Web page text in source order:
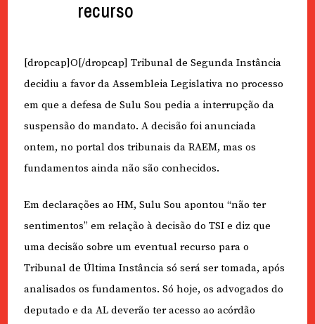
recurso
[dropcap]O[/dropcap] Tribunal de Segunda Instância
decidiu a favor da Assembleia Legislativa no processo
em que a defesa de Sulu Sou pedia a interrupção da
suspensão do mandato. A decisão foi anunciada
ontem, no portal dos tribunais da RAEM, mas os
fundamentos ainda não são conhecidos.
Em declarações ao HM, Sulu Sou apontou “não ter
sentimentos” em relação à decisão do TSI e diz que
uma decisão sobre um eventual recurso para o
Tribunal de Última Instância só será ser tomada, após
analisados os fundamentos. Só hoje, os advogados do
deputado e da AL deverão ter acesso ao acórdão